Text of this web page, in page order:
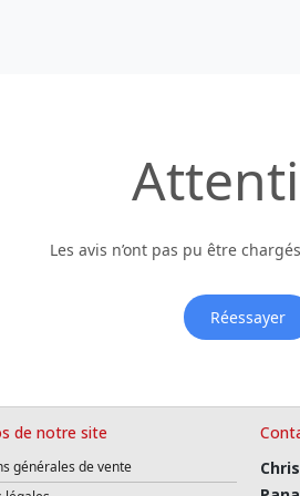
Les avis n’ont pas pu être
Réessayer
de notre site
générales de vente